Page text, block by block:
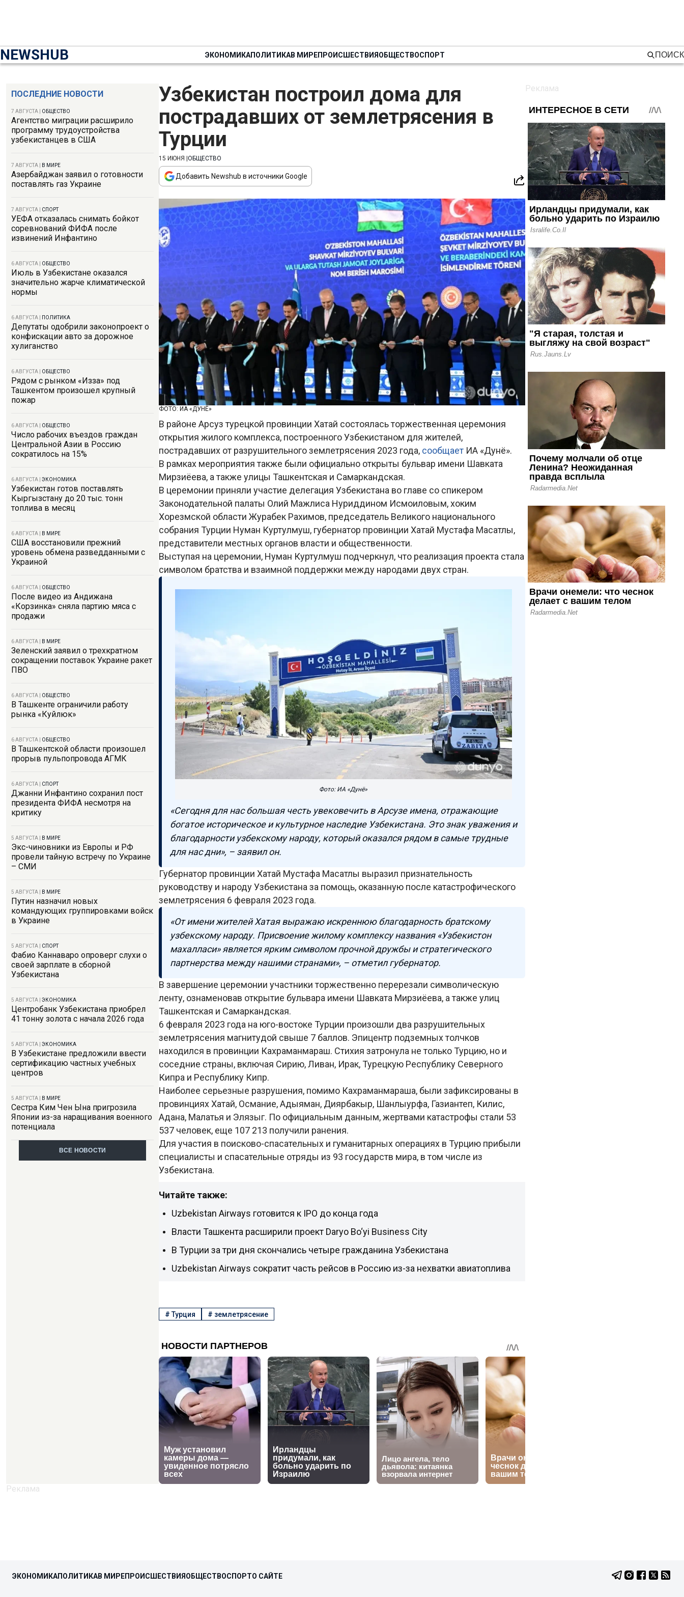
NEWSHUB ЭКОНОМИКАПОЛИТИКАВ МИРЕПРОИСШЕСТВИЯОБЩЕСТВОСПОРТ ПОИСК
ПОСЛЕДНИЕ НОВОСТИ
7 АВГУСТА ОБЩЕСТВО
Агентство миграции расширило
программу трудоустройства
узбекистанцев в США
7 АВГУСТА В МИРЕ
Азербайджан заявил о готовности
поставлять газ Украине
7 АВГУСТА СПОРТ
УЕФА отказалась снимать бойкот
соревнований ФИФА после
извинений Инфантино
6 АВГУСТА ОБЩЕСТВО
Июль в Узбекистане оказался
значительно жарче климатической
нормы
6 АВГУСТА ПОЛИТИКА
Депутаты одобрили законопроект о
конфискации авто за дорожное
хулиганство
6 АВГУСТА ОБЩЕСТВО
Рядом с рынком «Изза» под
Ташкентом произошел крупный
пожар
6 АВГУСТА ОБЩЕСТВО
Число рабочих въездов граждан
Центральной Азии в Россию
сократилось на 15%
6 АВГУСТА ЭКОНОМИКА
Узбекистан готов поставлять
Кыргызстану до 20 тыс. тонн
топлива в месяц
6 АВГУСТА В МИРЕ
США восстановили прежний
уровень обмена разведданными с
Украиной
6 АВГУСТА ОБЩЕСТВО
После видео из Андижана
«Корзинка» сняла партию мяса с
продажи
6 АВГУСТА В МИРЕ
Зеленский заявил о трехкратном
сокращении поставок Украине ракет
ПВО
6 АВГУСТА ОБЩЕСТВО
В Ташкенте ограничили работу
рынка «Куйлюк»
6 АВГУСТА ОБЩЕСТВО
В Ташкентской области произошел
прорыв пульпопровода АГМК
6 АВГУСТА СПОРТ
Джанни Инфантино сохранил пост
президента ФИФА несмотря на
критику
5 АВГУСТА В МИРЕ
Экс-чиновники из Европы и РФ
провели тайную встречу по Украине
– СМИ
5 АВГУСТА В МИРЕ
Путин назначил новых
командующих группировками войск
в Украине
5 АВГУСТА СПОРТ
Фабио Каннаваро опроверг слухи о
своей зарплате в сборной
Узбекистана
5 АВГУСТА ЭКОНОМИКА
Центробанк Узбекистана приобрел
41 тонну золота с начала 2026 года
5 АВГУСТА ЭКОНОМИКА
В Узбекистане предложили ввести
сертификацию частных учебных
центров
5 АВГУСТА В МИРЕ
Сестра Ким Чен Ына пригрозила
Японии из-за наращивания военного
потенциала
ВСЕ НОВОСТИ
Узбекистан построил дома для
пострадавших от землетрясения в
Турции
15 ИЮНЯ ОБЩЕСТВО
Добавить Newshub в источники Google
ФОТО: ИА «ДУНЁ»
В районе Арсуз турецкой провинции Хатай состоялась торжественная церемония
открытия жилого комплекса, построенного Узбекистаном для жителей,
пострадавших от разрушительного землетрясения 2023 года, сообщает ИА «Дунё».
В рамках мероприятия также были официально открыты бульвар имени Шавката
Мирзиёева, а также улицы Ташкентская и Самаркандская.
В церемонии приняли участие делегация Узбекистана во главе со спикером
Законодательной палаты Олий Мажлиса Нуриддином Исмоиловым, хоким
Хорезмской области Журабек Рахимов, председатель Великого национального
собрания Турции Нуман Куртулмуш, губернатор провинции Хатай Мустафа Масатлы,
представители местных органов власти и общественности.
Выступая на церемонии, Нуман Куртулмуш подчеркнул, что реализация проекта стала
символом братства и взаимной поддержки между народами двух стран.
Фото: ИА «Дунё»
«Сегодня для нас большая честь увековечить в Арсузе имена, отражающие
богатое историческое и культурное наследие Узбекистана. Это знак уважения и
благодарности узбекскому народу, который оказался рядом в самые трудные
для нас дни», – заявил он.
Губернатор провинции Хатай Мустафа Масатлы выразил признательность
руководству и народу Узбекистана за помощь, оказанную после катастрофического
землетрясения 6 февраля 2023 года.
«От имени жителей Хатая выражаю искреннюю благодарность братскому
узбекскому народу. Присвоение жилому комплексу названия «Узбекистон
махалласи» является ярким символом прочной дружбы и стратегического
партнерства между нашими странами», – отметил губернатор.
В завершение церемонии участники торжественно перерезали символическую
ленту, ознаменовав открытие бульвара имени Шавката Мирзиёева, а также улиц
Ташкентская и Самаркандская.
6 февраля 2023 года на юго-востоке Турции произошли два разрушительных
землетрясения магнитудой свыше 7 баллов. Эпицентр подземных толчков
находился в провинции Кахраманмараш. Стихия затронула не только Турцию, но и
соседние страны, включая Сирию, Ливан, Ирак, Турецкую Республику Северного
Кипра и Республику Кипр.
Наиболее серьезные разрушения, помимо Кахраманмараша, были зафиксированы в
провинциях Хатай, Османие, Адыяман, Диярбакыр, Шанлыурфа, Газиантеп, Килис,
Адана, Малатья и Элязыг. По официальным данным, жертвами катастрофы стали 53
537 человек, еще 107 213 получили ранения.
Для участия в поисково-спасательных и гуманитарных операциях в Турцию прибыли
специалисты и спасательные отряды из 93 государств мира, в том числе из
Узбекистана.
Читайте также:
Uzbekistan Airways готовится к IPO до конца года
Власти Ташкента расширили проект Daryo Bo‘yi Business City
В Турции за три дня скончались четыре гражданина Узбекистана
Uzbekistan Airways сократит часть рейсов в Россию из-за нехватки авиатоплива
#Турция # землетрясение
ЭКОНОМИКАПОЛИТИКАВ МИРЕПРОИСШЕСТВИЯ ОБЩЕСТВОСПОРТО САЙТЕ